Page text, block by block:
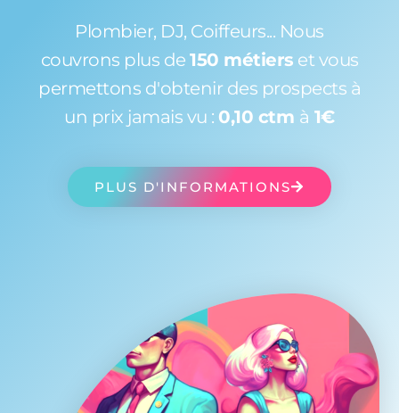
Plombier, DJ, Coiffeurs... Nous
couvrons plus de 150 métiers et vous
permettons d'obtenir des prospects à
un prix jamais vu : 0,10 ctm à 1€
PLUS D'INFORMATIONS